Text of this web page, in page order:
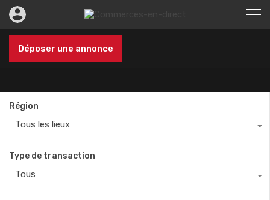
Déposer une annonce
Région
Tous les lieux
Type de transaction
Tous